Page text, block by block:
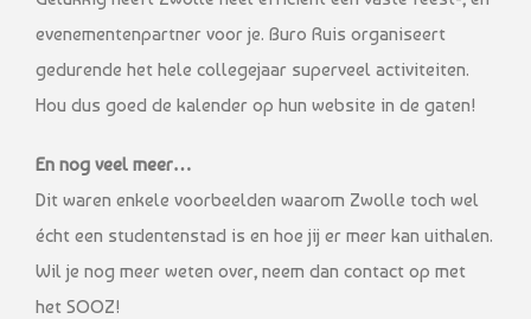
evenementenpartner voor je. Buro Ruis organiseert
gedurende het hele collegejaar superveel activiteiten.
Hou dus goed de kalender op hun website in de gaten!
En nog veel meer…
Dit waren enkele voorbeelden waarom Zwolle toch wel
écht een studentenstad is en hoe jij er meer kan uithalen.
Wil je nog meer weten over, neem dan contact op met
het SOOZ!